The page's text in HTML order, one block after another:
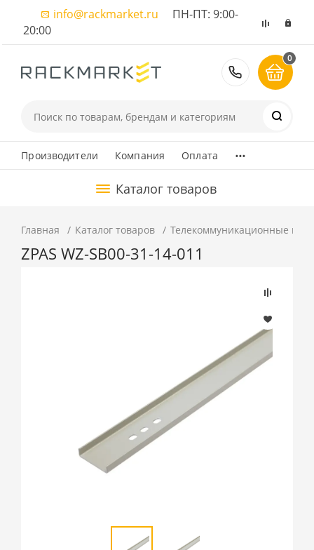
info@rackmarket.ru ПН-ПТ: 9:00-
20:00
8 (495)
0
Производители Компания Оплата ...
Каталог товаров
Главная Каталог товаров Телекоммуникационные
ZPAS WZ-SB00-31-14-011